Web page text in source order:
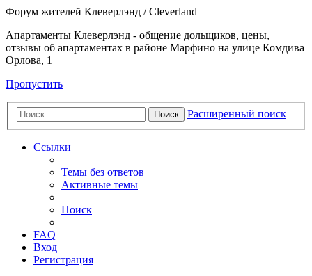
Форум жителей Клеверлэнд / Cleverland
Апартаменты Клеверлэнд - общение дольщиков, цены,
отзывы об апартаментах в районе Марфино на улице Комдива
Орлова, 1
Пропустить
Поиск Расширенный поиск
Ссылки
Темы без ответов
Активные темы
Поиск
FAQ
Вход
Регистрация